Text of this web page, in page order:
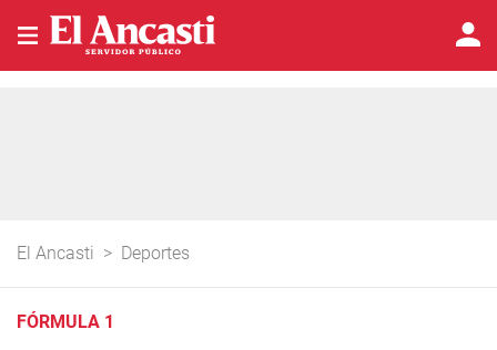
El Ancasti > Deportes
FÓRMULA 1